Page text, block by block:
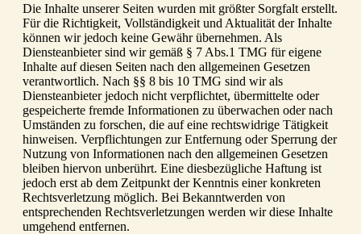
Die Inhalte unserer Seiten wurden mit größter Sorgfalt erstellt.
Für die Richtigkeit, Vollständigkeit und Aktualität der Inhalte
können wir jedoch keine Gewähr übernehmen. Als
Diensteanbieter sind wir gemäß § 7 Abs.1 TMG für eigene
Inhalte auf diesen Seiten nach den allgemeinen Gesetzen
verantwortlich. Nach §§ 8 bis 10 TMG sind wir als
Diensteanbieter jedoch nicht verpflichtet, übermittelte oder
gespeicherte fremde Informationen zu überwachen oder nach
Umständen zu forschen, die auf eine rechtswidrige Tätigkeit
hinweisen. Verpflichtungen zur Entfernung oder Sperrung der
Nutzung von Informationen nach den allgemeinen Gesetzen
bleiben hiervon unberührt. Eine diesbezügliche Haftung ist
jedoch erst ab dem Zeitpunkt der Kenntnis einer konkreten
Rechtsverletzung möglich. Bei Bekanntwerden von
entsprechenden Rechtsverletzungen werden wir diese Inhalte
umgehend entfernen.